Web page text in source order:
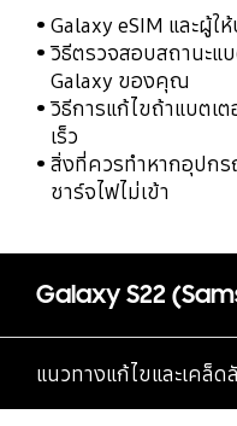
Galaxy eSIM และผู้ใ
วิธีตรวจสอบสถานะแ
Galaxy ของคุณ
วิธีการแก้ไขถ้าแบตเ
เร็ว
สิ่งที่ควรทำหากอุปก
ชาร์จไฟไม่เข้า
แนวทางแก้ไขและเคล็ด